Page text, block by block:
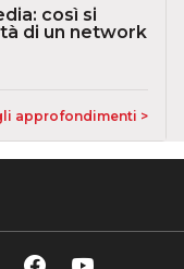
così si
di un network
approfondimenti >